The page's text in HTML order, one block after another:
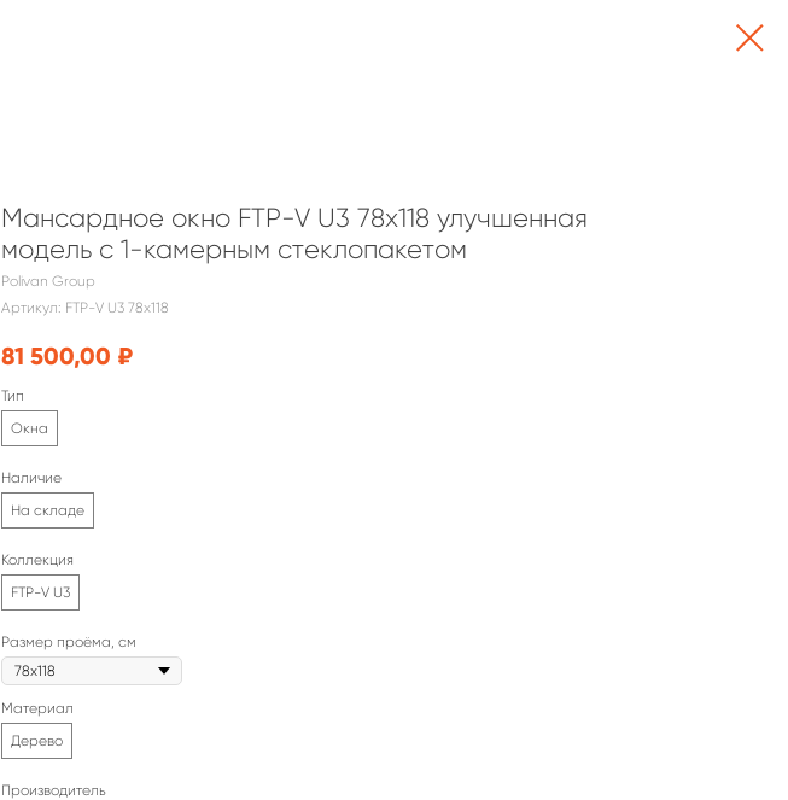
Мансардное окно FTP-V U3 78х118 улучшенная
модель с 1-камерным стеклопакетом
Polivan Group
Артикул: FTP-V U3 78х118
81 500,00 ₽
Тип
Окна
Наличие
На складе
Коллекция
FTP-V U3
Размер проёма, см
Материал
Дерево
Производитель